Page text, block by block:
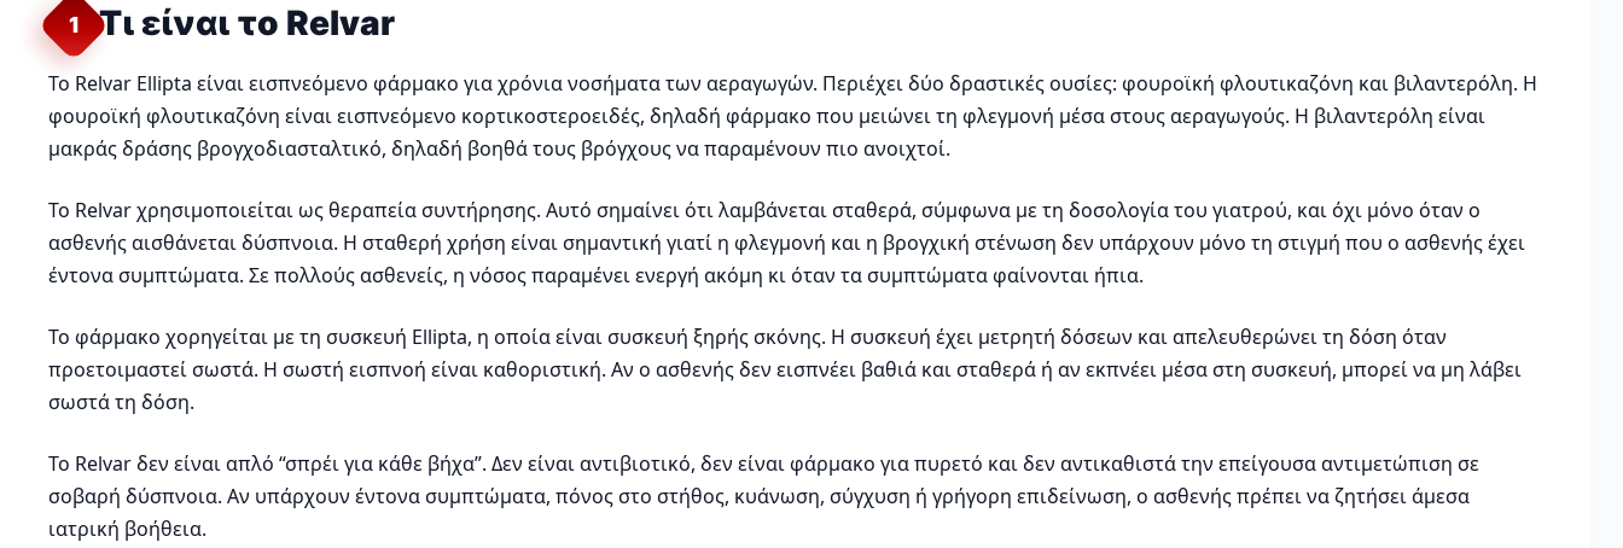
1 Τι είναι το Relvar
Το Relvar Ellipta είναι εισπνεόμενο φάρμακο για χρόνια νοσήματα των αεραγωγών. Περιέχει δύο δραστικές ουσίες: φουροϊκή φλουτικαζόνη και βιλαντερόλη. Η
φουροϊκή φλουτικαζόνη είναι εισπνεόμενο κορτικοστεροειδές, δηλαδή φάρμακο που μειώνει τη φλεγμονή μέσα στους αεραγωγούς. Η βιλαντερόλη είναι
μακράς δράσης βρογχοδιασταλτικό, δηλαδή βοηθά τους βρόγχους να παραμένουν πιο ανοιχτοί.
Το Relvar χρησιμοποιείται ως θεραπεία συντήρησης. Αυτό σημαίνει ότι λαμβάνεται σταθερά, σύμφωνα με τη δοσολογία του γιατρού, και όχι μόνο όταν ο
ασθενής αισθάνεται δύσπνοια. Η σταθερή χρήση είναι σημαντική γιατί η φλεγμονή και η βρογχική στένωση δεν υπάρχουν μόνο τη στιγμή που ο ασθενής έχει
έντονα συμπτώματα. Σε πολλούς ασθενείς, η νόσος παραμένει ενεργή ακόμη κι όταν τα συμπτώματα φαίνονται ήπια.
Το φάρμακο χορηγείται με τη συσκευή Ellipta, η οποία είναι συσκευή ξηρής σκόνης. Η συσκευή έχει μετρητή δόσεων και απελευθερώνει τη δόση όταν
προετοιμαστεί σωστά. Η σωστή εισπνοή είναι καθοριστική. Αν ο ασθενής δεν εισπνέει βαθιά και σταθερά ή αν εκπνέει μέσα στη συσκευή, μπορεί να μη λάβει
σωστά τη δόση.
Το Relvar δεν είναι απλό “σπρέι για κάθε βήχα”. Δεν είναι αντιβιοτικό, δεν είναι φάρμακο για πυρετό και δεν αντικαθιστά την επείγουσα αντιμετώπιση σε
σοβαρή δύσπνοια. Αν υπάρχουν έντονα συμπτώματα, πόνος στο στήθος, κυάνωση, σύγχυση ή γρήγορη επιδείνωση, ο ασθενής πρέπει να ζητήσει άμεσα
ιατρική βοήθεια.